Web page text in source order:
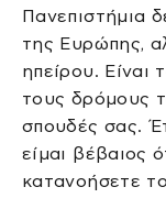
Πανεπιστήμια
της Ευρώπης,
ηπείρου. Είναι
τους δρόμους
σπουδές σας.
είμαι βέβαιος
κατανοήσετε